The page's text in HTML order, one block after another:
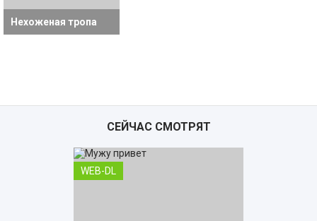
Нехоженая тропа
СЕЙЧАС СМОТРЯТ
WEB-DL